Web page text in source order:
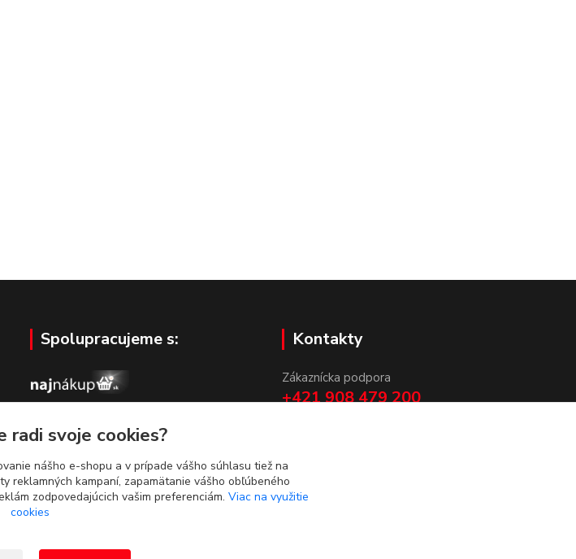
Spolupracujeme s: Kontakty
Zákaznícka podpora
+421 908 479 200
radi svoje cookies?
nášho e-shopu a v prípade vášho súhlasu tiež na
reklamných kampaní, zapamätanie vášho obľúbeného
zodpovedajúcich vašim preferenciám. Viac na využitie
cookies